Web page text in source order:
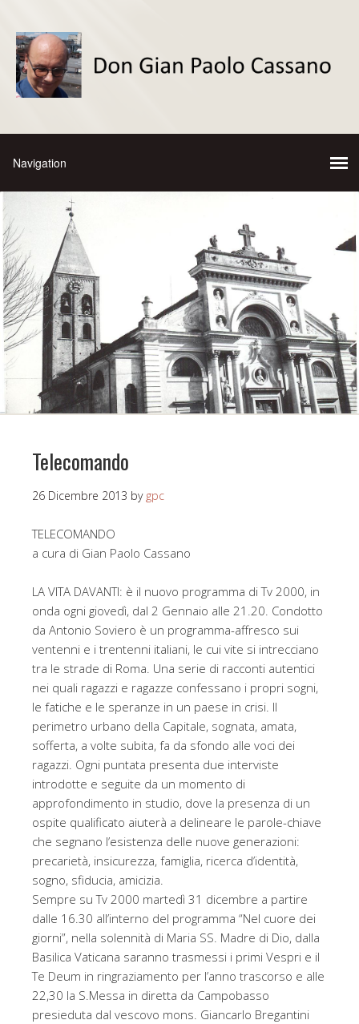
Telecomando
26 Dicembre 2013 by gpc
TELECOMANDO
a cura di Gian Paolo Cassano
LA VITA DAVANTI: è il nuovo programma di Tv 2000, in
onda ogni giovedì, dal 2 Gennaio alle 21.20. Condotto
da Antonio Soviero è un programma-affresco sui
ventenni e i trentenni italiani, le cui vite si intrecciano
tra le strade di Roma. Una serie di racconti autentici
nei quali ragazzi e ragazze confessano i propri sogni,
le fatiche e le speranze in un paese in crisi. Il
perimetro urbano della Capitale, sognata, amata,
sofferta, a volte subita, fa da sfondo alle voci dei
ragazzi. Ogni puntata presenta due interviste
introdotte e seguite da un momento di
approfondimento in studio, dove la presenza di un
ospite qualificato aiuterà a delineare le parole-chiave
che segnano l’esistenza delle nuove generazioni:
precarietà, insicurezza, famiglia, ricerca d’identità,
sogno, sfiducia, amicizia.
Sempre su Tv 2000 martedì 31 dicembre a partire
dalle 16.30 all’interno del programma “Nel cuore dei
giorni”, nella solennità di Maria SS. Madre di Dio, dalla
Basilica Vaticana saranno trasmessi i primi Vespri e il
Te Deum in ringraziamento per l’anno trascorso e alle
22,30 la S.Messa in diretta da Campobasso
presieduta dal vescovo mons. Giancarlo Bregantini